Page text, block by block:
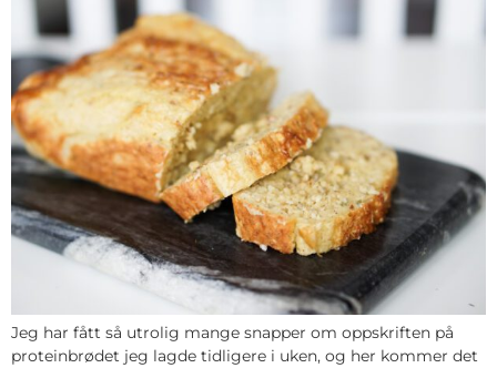
Jeg har fått så utrolig mange snapper om oppskriften på
proteinbrødet jeg lagde tidligere i uken, og her kommer det